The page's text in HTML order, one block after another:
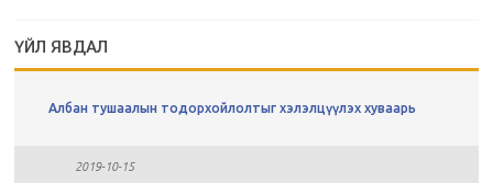
ҮЙЛ ЯВДАЛ
Албан тушаалын тодорхойлолтыг хэлэлцүүлэх хуваарь
2019-10-15